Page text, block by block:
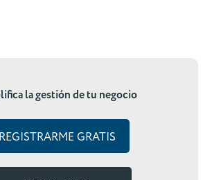
la gestión de tu negocio
REGISTRARME GRATIS